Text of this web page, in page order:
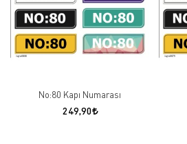
No:80 Kapı Numarası
249,90